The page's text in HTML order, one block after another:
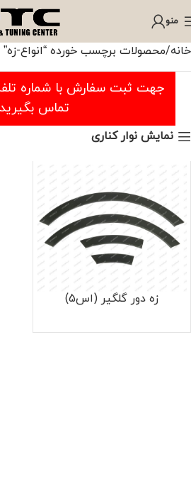
منو
خانه محصولات برچسب خورده “انواع-زه”
تماس
نمایش نوار کناری
زه دور گلگیر (اس5)